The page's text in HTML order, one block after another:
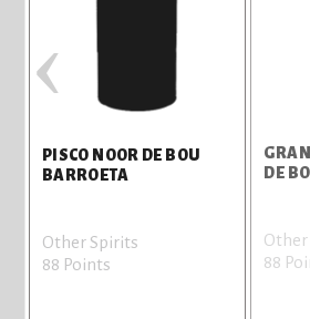
PISCO NOOR DE BOU
BARROETA
Other Spirits
88 Points
DE
88
‹